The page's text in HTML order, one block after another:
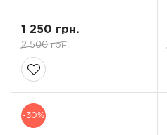
1 250 грн.
2 500 грн.
-30%